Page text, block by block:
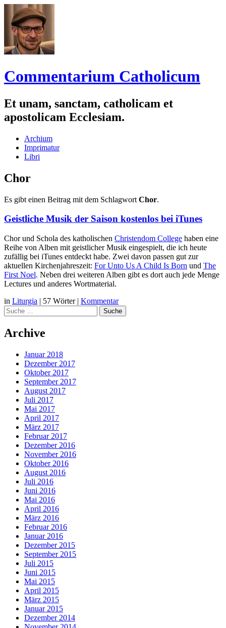
Commentarium Catholicum
Et unam, sanctam, catholicam et
apostolicam Ecclesiam.
Zum
Inhalt
springen
Archium
Imprimatur
Libri
Chor
Es gibt einen Beitrag mit dem Schlagwort Chor.
Geistliche Musik der Saison kostenlos bei iTunes
Chor und Schola des katholischen Christendom College haben eine
Reihe von Alben mit geistlicher Musik eingespielt, die ich heute
zufällig bei iTunes entdeckt habe. Zwei davon passen gut zur
aktuellen Kirchenjahreszeit: For Unto Us A Child Is Born und The
First Noel. Neben drei weiteren Alben gibt es dort auch jede Menge
Lectures und anderes Wortmaterial.
in Liturgia | 57 Wörter | Kommentar
Suche
Archive
Januar 2018
Dezember 2017
Oktober 2017
September 2017
August 2017
Juli 2017
Mai 2017
April 2017
März 2017
Februar 2017
Dezember 2016
November 2016
Oktober 2016
August 2016
Juli 2016
Juni 2016
Mai 2016
April 2016
März 2016
Februar 2016
Januar 2016
Dezember 2015
September 2015
Juli 2015
Juni 2015
Mai 2015
April 2015
März 2015
Januar 2015
Dezember 2014